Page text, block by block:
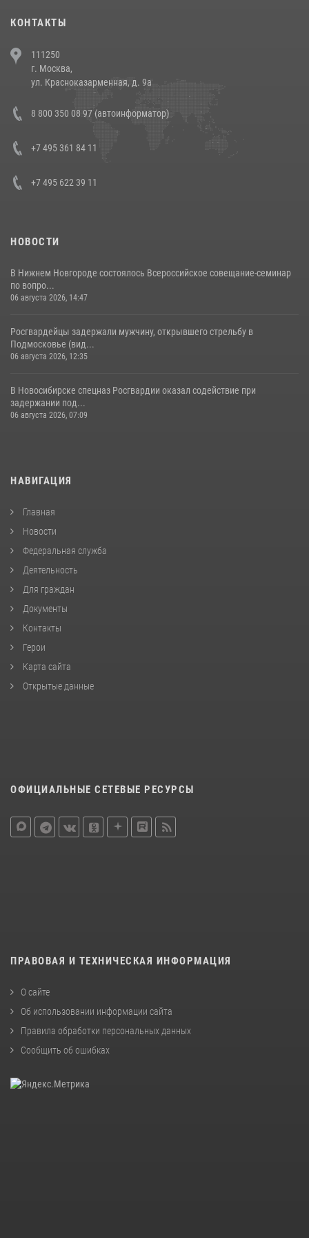
напавших на бригаду скорой помощи (видео)
14 июля 2026, 12:20
В Росгвардии прошла военно-научная конференция по обобщению
боевого опыта
КОНТАКТЫ
111250
г. Москва,
ул. Красноказарменная, д. 9а
8 800 350 08 97 (автоинформатор)
+7 495 361 84 11
+7 495 622 39 11
НОВОСТИ
В Нижнем Новгороде состоялось Всероссийское совещание-семинар
по вопро...
06 августа 2026, 14:47
Росгвардейцы задержали мужчину, открывшего стрельбу в
Подмосковье (вид...
06 августа 2026, 12:35
В Новосибирске спецназ Росгвардии оказал содействие при
задержании под...
06 августа 2026, 07:09
НАВИГАЦИЯ
Главная
Новости
Федеральная служба
Деятельность
Для граждан
Документы
Контакты
Герои
Карта сайта
Открытые данные
ОФИЦИАЛЬНЫЕ СЕТЕВЫЕ РЕСУРСЫ
ПРАВОВАЯ И ТЕХНИЧЕСКАЯ ИНФОРМАЦИЯ
О сайте
Об использовании информации сайта
Правила обработки персональных данных
Сообщить об ошибках